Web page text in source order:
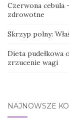
Czerwona cebula
zdrowotne
Skrzyp polny:
Dieta pudełkowa
zrzucenie wagi
NAJNOWSZE